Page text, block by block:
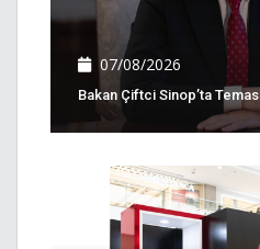
07/08/2026
Bakan Çiftci Sinop’ta